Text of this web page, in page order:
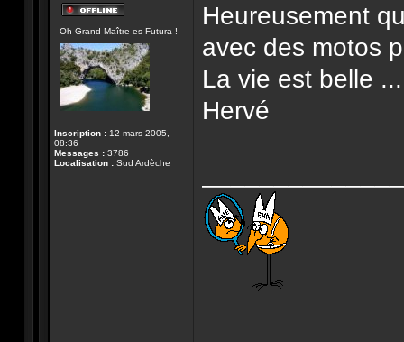
ligne
Oh Grand Maître es Futura !
Inscription : 12 mars 2005,
08:36
Messages : 3786
Localisation : Sud Ardèche
Heureusement
avec des motos
La vie est belle
Hervé